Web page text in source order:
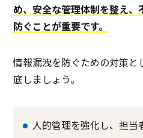
め、安全な管理体制を整え
防ぐことが重要です。
情報漏洩を防ぐための対策と
底しましょう。
人的管理を強化し、担当